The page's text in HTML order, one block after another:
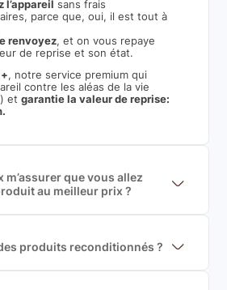
l’appareil sans frais
parce que, oui, il est tout à
renvoyez, et on vous repaye
de reprise et son état.
, notre service premium qui
contre les aléas de la vie
etgarantie la valeur de reprise:
m’assurer que vous allez
au meilleur prix ?
de rachat. De plus, nous
la commission sur la valeur de
produits reconditionnés ?